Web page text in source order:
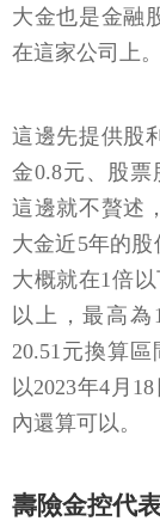
大金也是金融
在這家公司上。
這邊先提供股
金0.8元、股票
這邊就不贅述
大金近5年的
大概就在1倍
以上，最高
20.51元換算
以2023年4月
內還算可以。
壽險金控代